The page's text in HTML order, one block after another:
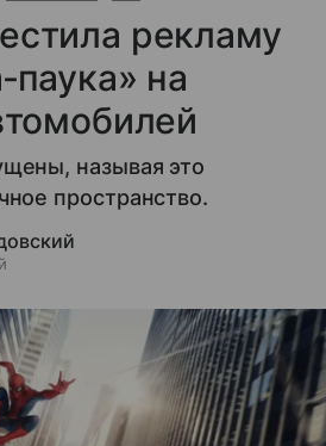
рекламу
на
называя это
пространство.